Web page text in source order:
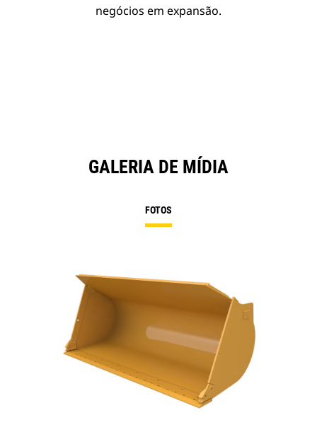
negócios em expansão.
GALERIA DE MÍDIA
FOTOS